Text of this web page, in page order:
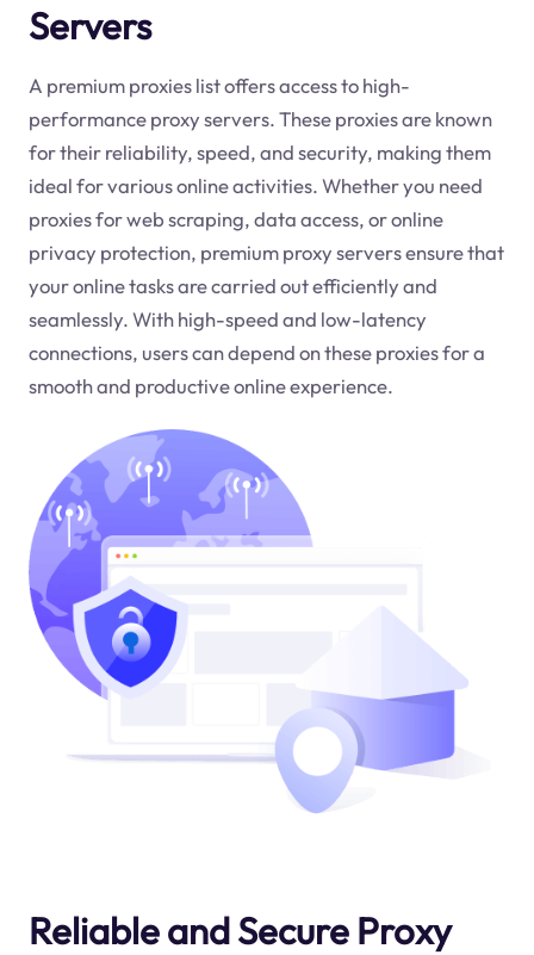
Servers
A premium proxies list offers access to high-
performance proxy servers. These proxies are known
for their reliability, speed, and security, making them
ideal for various online activities. Whether you need
proxies for web scraping, data access, or online
privacy protection, premium proxy servers ensure that
your online tasks are carried out efficiently and
seamlessly. With high-speed and low-latency
connections, users can depend on these proxies for a
smooth and productive online experience.
Reliable and Secure Proxy